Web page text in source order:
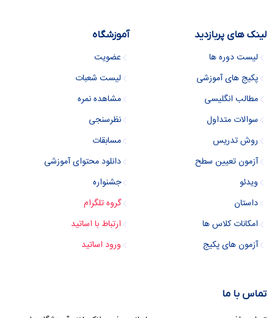
لینک های پربازدید
لیست دوره ها
پکیج های آموزشی
مطالب انگلیسی
سوالات متداول
روش تدریس
آزمون تعیین سطح
ویدئو
داستان
امکانات کلاس ها
آزمون های پکیج
آموزشگاه
عضویت
لیست شعبات
مشاهده نمره
نظرسنجی
مسابقات
دانلود محتوای آموزشی
جشنواره
گروه تلگرام
ارتباط با اساتید
ورود اساتید
تماس با ما